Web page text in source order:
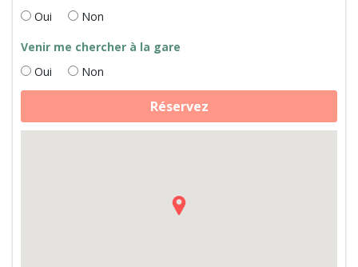
Oui
Non
Venir me chercher à la gare
Oui
Non
quantité
Soins
des
Réservez